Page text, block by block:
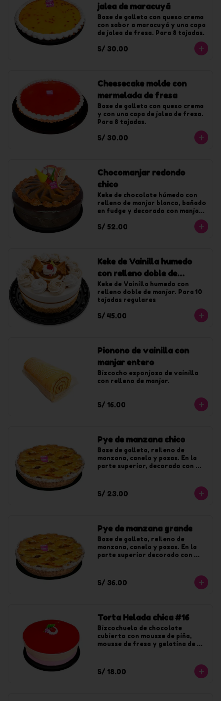
jalea de maracuyá
Base de galleta con queso crema
con sabor a maracuyá y una copa
de jalea de fresa. Para 8 tajadas.
S/ 30.00
Cheesecake molde con
mermelada de fresa
Base de galleta con queso crema
y con una capa de jalea de fresa.
Para 8 tajadas.
S/ 30.00
Chocomanjar redondo
chico
Keke de chocolate húmedo con
relleno de manjar blanco, bañado
en fudge y decorado con manjar.
S/ 52.00
Keke de Vainilla humedo
con relleno doble de
manjar chico
Keke de Vainilla humedo con
relleno doble de manjar. Para 10
tajadas regulares
S/ 45.00
Pionono de vainilla con
manjar entero
Bizcocho esponjoso de vainilla
con relleno de manjar.
S/ 16.00
Pye de manzana chico
Base de galleta, relleno de
manzana, canela y pasas. En la
parte superior, decorado con
S/ 23.00
Pye de manzana grande
Base de galleta, relleno de
manzana, canela y pasas. En la
parte superior decorado con
S/ 36.00
Torta Helada chica #16
Bizcochuelo de chocolate
cubierto con mousse de piña,
mousse de fresa y gelatina de
S/ 18.00